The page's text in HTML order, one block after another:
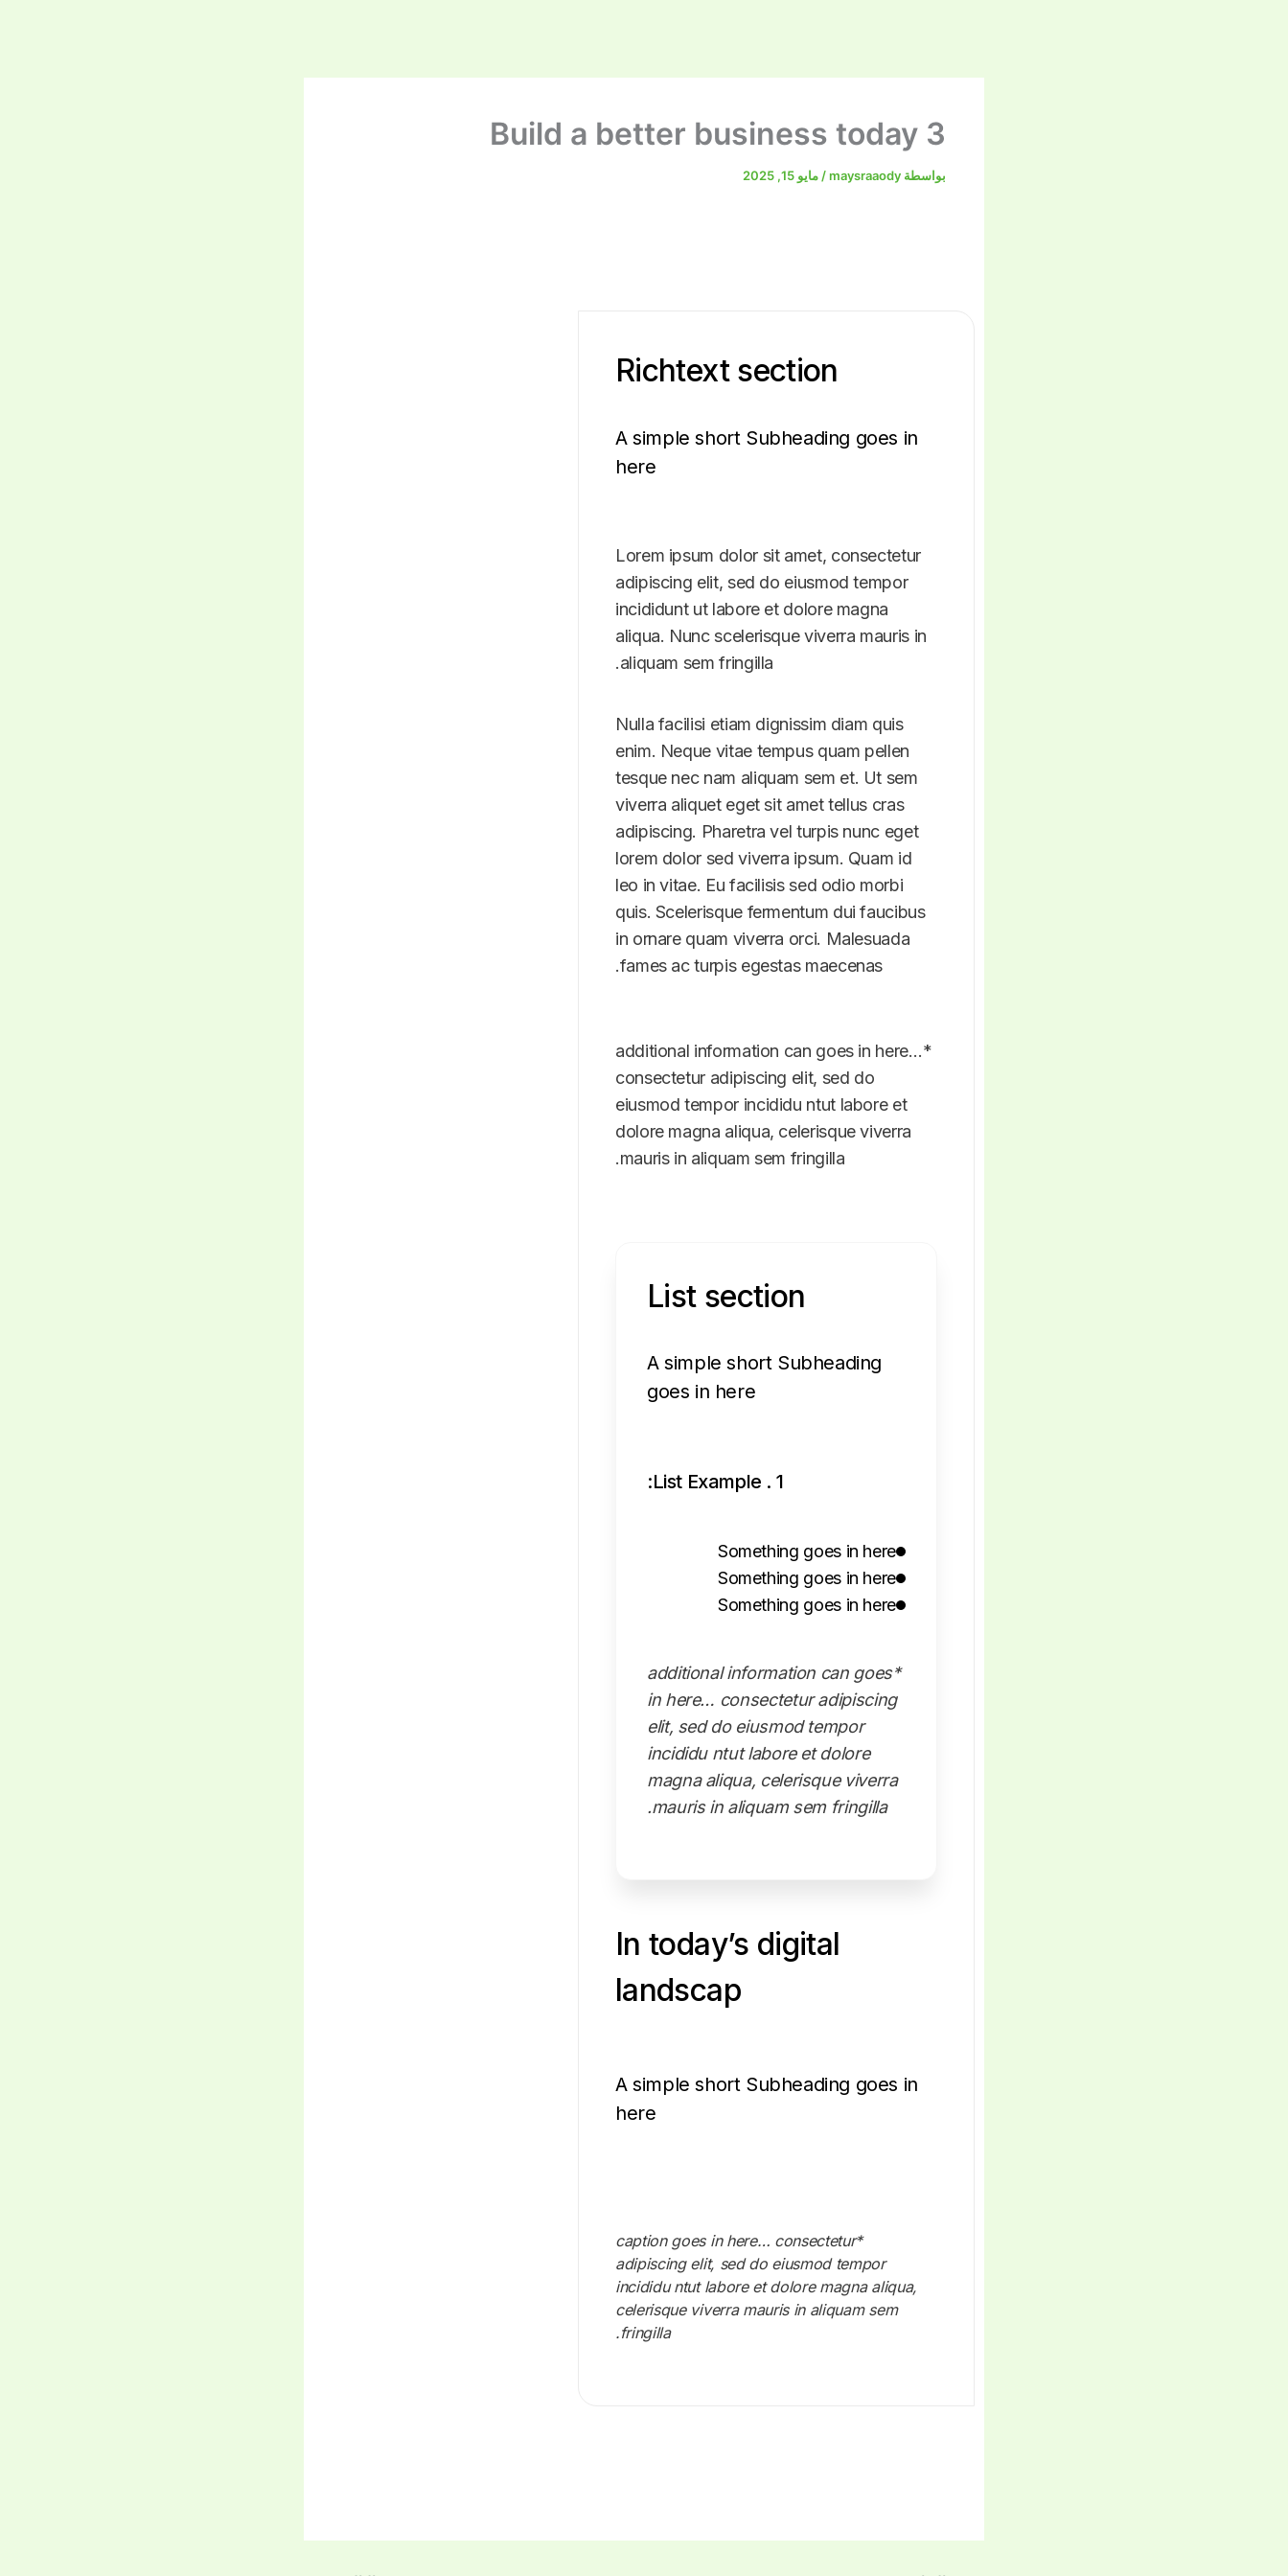
Build a better business today 3
بواسطة maysraaody
/ مايو 15, 2025
Richtext section
A simple short Subheading goes in
here
Lorem ipsum dolor sit amet, consectetur
adipiscing elit, sed do eiusmod tempor
incididunt ut labore et dolore magna
aliqua. Nunc scelerisque viverra mauris in
aliquam sem fringilla.
Nulla facilisi etiam dignissim diam quis
enim. Neque vitae tempus quam pellen
tesque nec nam aliquam sem et. Ut sem
viverra aliquet eget sit amet tellus cras
adipiscing. Pharetra vel turpis nunc eget
lorem dolor sed viverra ipsum. Quam id
leo in vitae. Eu facilisis sed odio morbi
quis. Scelerisque fermentum dui faucibus
in ornare quam viverra orci. Malesuada
fames ac turpis egestas maecenas.
*additional information can goes in here…
consectetur adipiscing elit, sed do
eiusmod tempor incididu ntut labore et
dolore magna aliqua, celerisque viverra
mauris in aliquam sem fringilla.
List section
A simple short Subheading
goes in here
1 . List Example:
Something goes in here
Something goes in here
Something goes in here
*additional information can goes
in here… consectetur adipiscing
elit, sed do eiusmod tempor
incididu ntut labore et dolore
magna aliqua, celerisque viverra
mauris in aliquam sem fringilla.
In today’s digital
landscap
A simple short Subheading goes in
here
*caption goes in here… consectetur
adipiscing elit, sed do eiusmod tempor
incididu ntut labore et dolore magna aliqua,
celerisque viverra mauris in aliquam sem
fringilla.